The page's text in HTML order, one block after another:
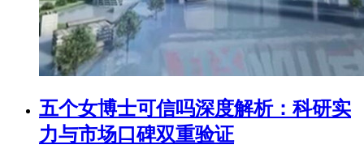
五个女博士可信吗深度解析：科研实
力与市场口碑双重验证